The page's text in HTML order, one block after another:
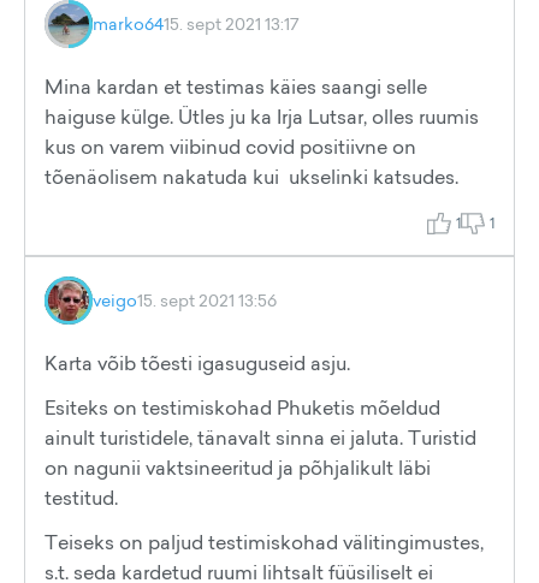
marko6415. sept 2021 13:17
Mina kardan et testimas käies saangi selle
haiguse külge. Ütles ju ka Irja Lutsar, olles ruumis
kus on varem viibinud covid positiivne on
tõenäolisem nakatuda kui ukselinki katsudes.
1 1
veigo15. sept 2021 13:56
Karta võib tõesti igasuguseid asju.
Esiteks on testimiskohad Phuketis mõeldud
ainult turistidele, tänavalt sinna ei jaluta. Turistid
on nagunii vaktsineeritud ja põhjalikult läbi
testitud.
Teiseks on paljud testimiskohad välitingimustes,
s.t. seda kardetud ruumi lihtsalt füüsiliselt ei